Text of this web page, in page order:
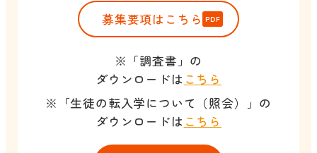
募集要項はこちら
※「調査書」の
ダウンロードは こちら
※「生徒の転入学について（照会）」の
ダウンロードは こちら